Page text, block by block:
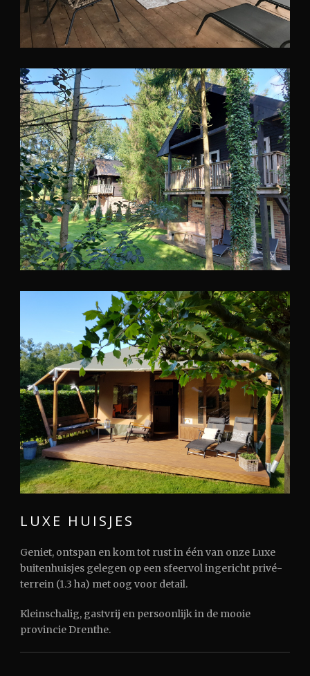
LUXE HUISJES
Geniet, ontspan en kom tot rust in één van onze Luxe
buitenhuisjes gelegen op een sfeervol ingericht privé-
terrein (1.3 ha) met oog voor detail.
Kleinschalig, gastvrij en persoonlijk in de mooie
provincie Drenthe.